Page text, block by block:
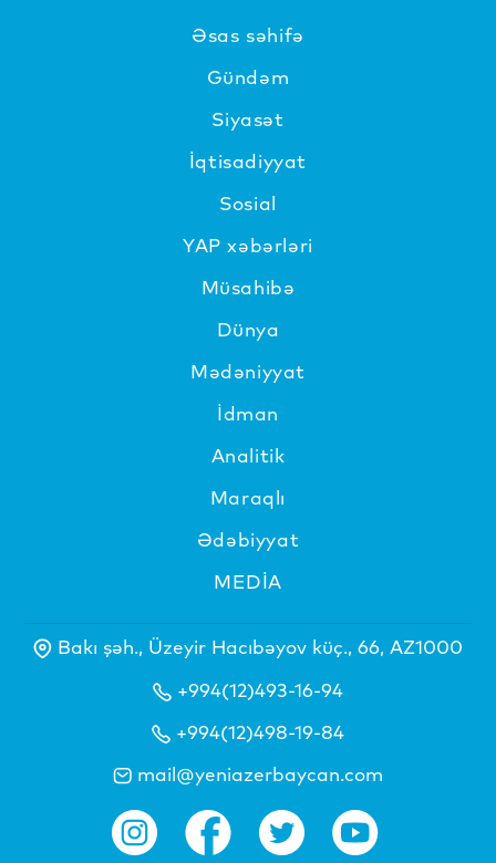
Əsas səhifə
Gündəm
Siyasət
İqtisadiyyat
Sosial
YAP xəbərləri
Müsahibə
Dünya
Mədəniyyat
İdman
Analitik
Maraqlı
Ədəbiyyat
MEDİA
Bakı şəh., Üzeyir Hacıbəyov küç., 66, AZ1000
+994(12)493-16-94
+994(12)498-19-84
mail@yeniazerbaycan.com